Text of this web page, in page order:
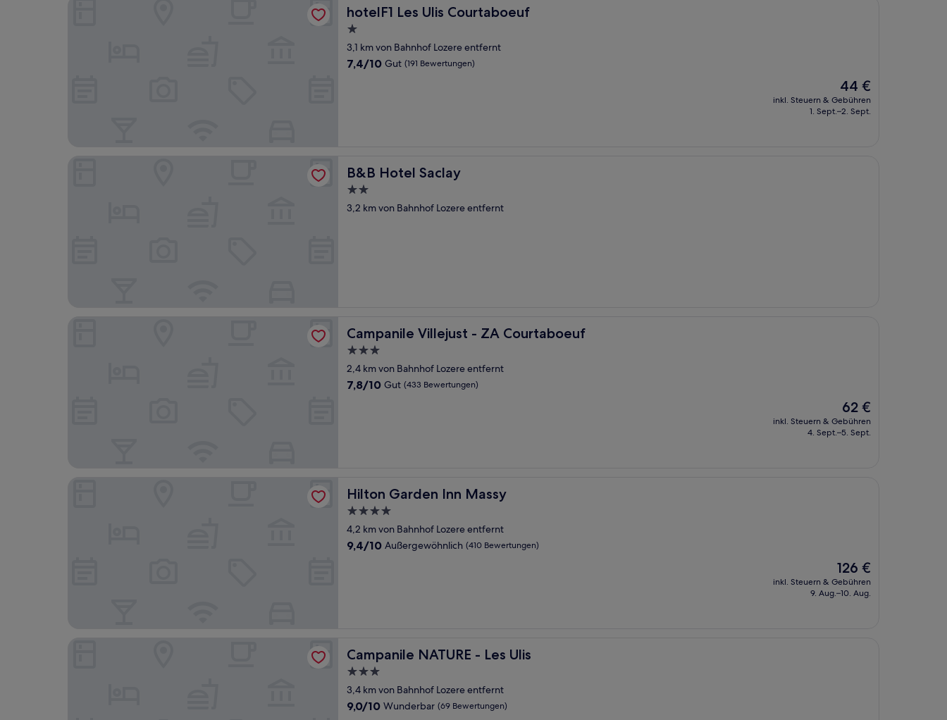
hotelF1 Les Ulis Courtaboeuf
hotelF1 Les Ulis Courtaboeuf
1.0-
Stern-
Unterkunft
3,1 km von Bahnhof Lozere entfernt
7.4
7,4/10 Gut (191 Bewertungen)
Der
Preis
beträgt
44 €
inkl. Steuern & Gebühren
1. Sept.–2. Sept.
B&B Hotel Saclay
B&B Hotel Saclay
2.0-
Sterne-
3,2 km von Bahnhof Lozere entfernt
Campanile Villejust - ZA Courtaboeuf
Campanile Villejust - ZA Courtaboeuf
3.0-
Sterne-
Unterkunft
2,4 km von Bahnhof Lozere entfernt
7.8
7,8/10 Gut (433 Bewertungen)
Der
Preis
beträgt
62 €
inkl. Steuern & Gebühren
4. Sept.–5. Sept.
Hilton Garden Inn Massy
Hilton Garden Inn Massy
4.0-
Sterne-
Unterkunft
4,2 km von Bahnhof Lozere entfernt
9.4
9,4/10 Außergewöhnlich (410 Bewertungen)
Der
Preis
beträgt
126 €
inkl. Steuern & Gebühren
9. Aug.–10. Aug.
Campanile NATURE - Les Ulis
Campanile NATURE - Les Ulis
3.0-
Sterne-
Unterkunft
3,4 km von Bahnhof Lozere entfernt
9.0
9,0/10 Wunderbar (69 Bewertungen)